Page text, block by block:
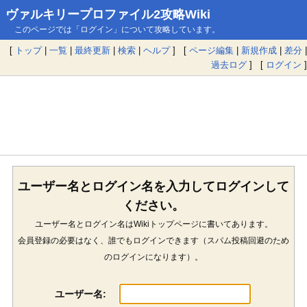
ヴァルキリープロファイル2攻略Wiki
このページでは「ログイン」について攻略しています。
[ トップ| 一覧 | 最終更新 | 検索 | ヘルプ] [ ページ編集 | 新規作成 | 差分 |
過去ログ ] [ ログイン ]
ユーザー名とログイン名を入力してログインして
ください。
ユーザー名とログイン名はWikiトップページに書いてあります。
会員登録の必要はなく、誰でもログインできます（スパム投稿回避のため
のログインになります）。
ユーザー名: